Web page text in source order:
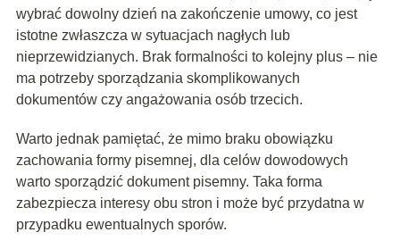
wybrać dowolny dzień na zakończenie umowy, co jest
istotne zwłaszcza w sytuacjach nagłych lub
nieprzewidzianych. Brak formalności to kolejny plus – nie
ma potrzeby sporządzania skomplikowanych
dokumentów czy angażowania osób trzecich.
Warto jednak pamiętać, że mimo braku obowiązku
zachowania formy pisemnej, dla celów dowodowych
warto sporządzić dokument pisemny. Taka forma
zabezpiecza interesy obu stron i może być przydatna w
przypadku ewentualnych sporów.